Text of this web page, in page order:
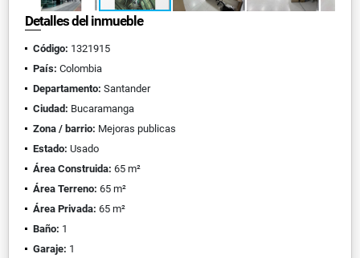
Detalles del inmueble
Código: 1321915
País: Colombia
Departamento: Santander
Ciudad: Bucaramanga
Zona / barrio: Mejoras publicas
Estado: Usado
Área Construida: 65 m²
Área Terreno: 65 m²
Área Privada: 65 m²
Baño: 1
Garaje: 1